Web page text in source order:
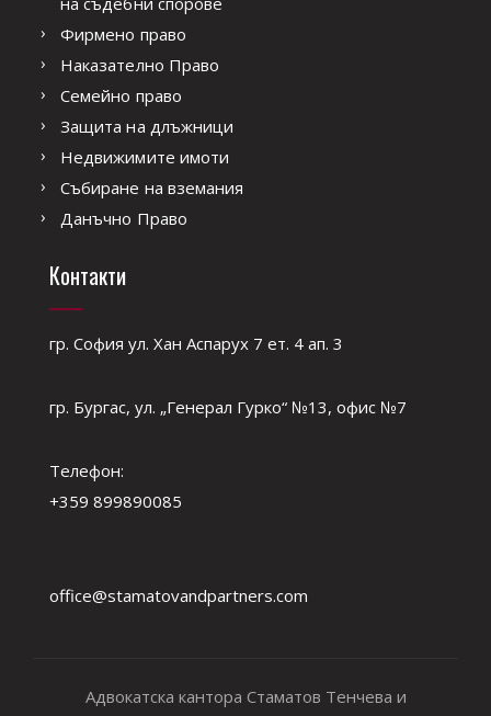
Фирмено право
Наказателно Право
Семейно право
Защита на длъжници
Недвижимите имоти
Събиране на вземания
Данъчно Право
Контакти
гр. София ул. Хан Аспарух 7 ет. 4 ап. 3
гр. Бургас, ул. „Генерал Гурко“ №13, офис №7
Телефон:
+359 899890085
office@stamatovandpartners.com
Адвокатска кантора Стаматов Тенчева и